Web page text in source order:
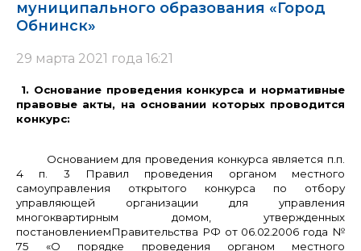
муниципального образования «Город
Обнинск»
29 марта 2021 года 16:21
1. Основание проведения конкурса и нормативные
правовые акты, на основании которых проводится
конкурс:
Основанием для проведения конкурса является п.п.
4 п. 3 Правил проведения органом местного
самоуправления открытого конкурса по отбору
управляющей организации для управления
многоквартирным домом, утвержденных
постановлениемПравительства РФ от 06.02.2006 года №
75 «О порядке проведения органом местного